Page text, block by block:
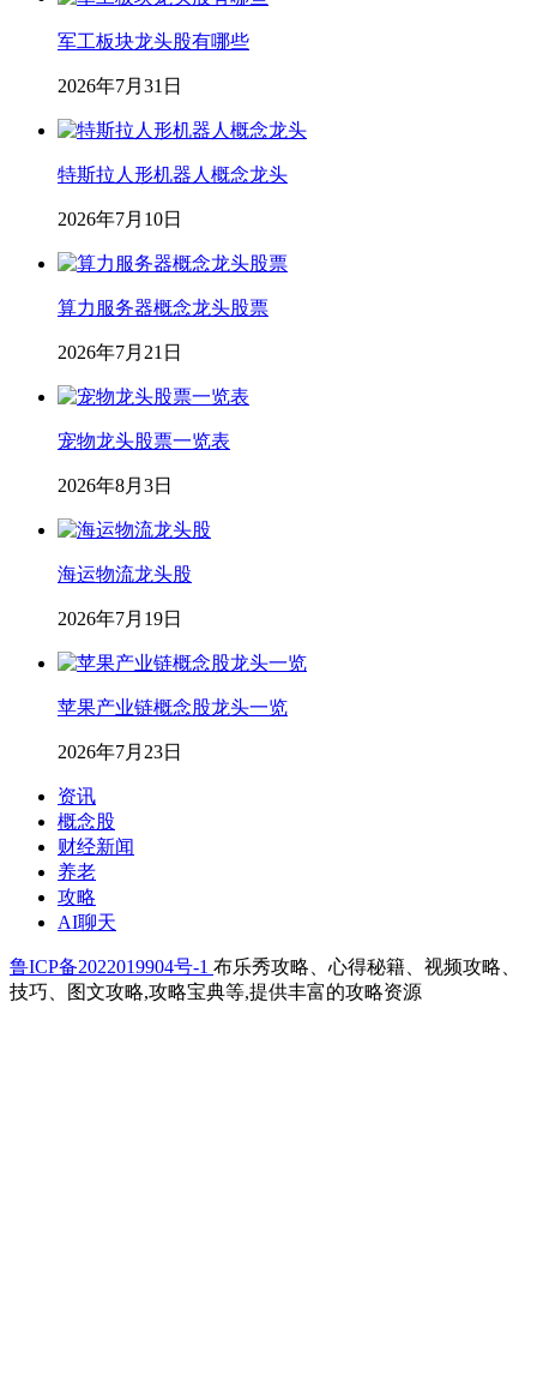
军工板块龙头股有哪些
2026年7月31日
特斯拉人形机器人概念龙头
2026年7月10日
算力服务器概念龙头股票
2026年7月21日
宠物龙头股票一览表
2026年8月3日
海运物流龙头股
2026年7月19日
苹果产业链概念股龙头一览
2026年7月23日
资讯
概念股
财经新闻
养老
攻略
AI聊天
鲁ICP备2022019904号-1 布乐秀攻略、心得秘籍、视频攻略、
技巧、图文攻略,攻略宝典等,提供丰富的攻略资源